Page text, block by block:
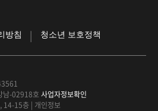
방침 | 청소년 보호정책
남-02918호 사업자정보확인
14-15층 | 개인정보